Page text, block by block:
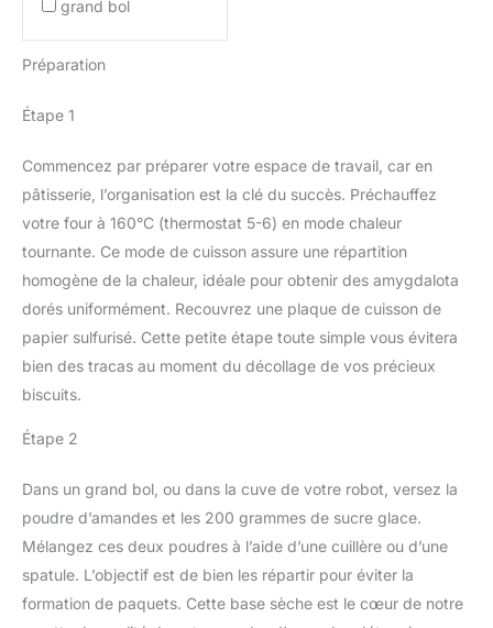
grand bol
Préparation
Étape 1
Commencez par préparer votre espace de travail, car en
pâtisserie, l’organisation est la clé du succès. Préchauffez
votre four à 160°C (thermostat 5-6) en mode chaleur
tournante. Ce mode de cuisson assure une répartition
homogène de la chaleur, idéale pour obtenir des amygdalota
dorés uniformément. Recouvrez une plaque de cuisson de
papier sulfurisé. Cette petite étape toute simple vous évitera
bien des tracas au moment du décollage de vos précieux
biscuits.
Étape 2
Dans un grand bol, ou dans la cuve de votre robot, versez la
poudre d’amandes et les 200 grammes de sucre glace.
Mélangez ces deux poudres à l’aide d’une cuillère ou d’une
spatule. L’objectif est de bien les répartir pour éviter la
formation de paquets. Cette base sèche est le cœur de notre